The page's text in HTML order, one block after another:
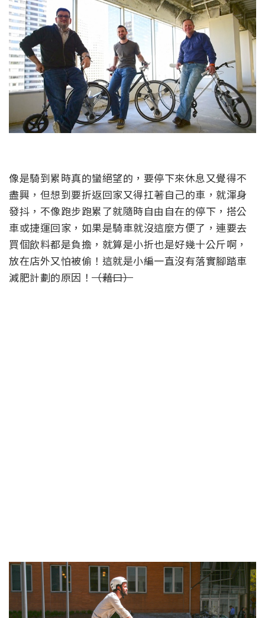
像是騎到累時真的蠻絕望的，要停下來休息又覺得不
盡興，但想到要折返回家又得扛著自己的車，就渾身
發抖，不像跑步跑累了就隨時自由自在的停下，搭公
車或捷運回家，如果是騎車就沒這麼方便了，連要去
買個飲料都是負擔，就算是小折也是好幾十公斤啊，
放在店外又怕被偷！這就是小編一直沒有落實腳踏車
減肥計劃的原因！ （藉口）